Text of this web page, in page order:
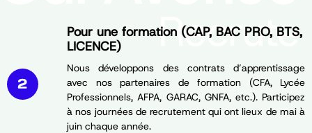
Pour une formation (CAP, BAC PRO, BTS,
LICENCE)
Nous développons des contrats d’apprentissage
avec nos partenaires de formation (CFA, Lycée
Professionnels, AFPA, GARAC, GNFA, etc.). Participez
à nos journées de recrutement qui ont lieux de mai à
juin chaque année.